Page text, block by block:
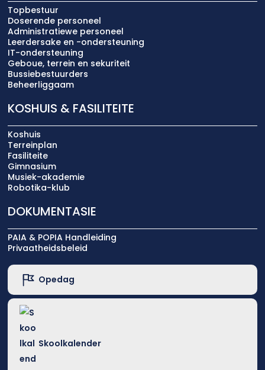
Topbestuur
Doserende personeel
Administratiewe personeel
Leerdersake en -ondersteuning
IT-ondersteuning
Geboue, terrein en sekuriteit
Bussiebestuurders
Beheerliggaam
KOSHUIS & FASILITEITE
Koshuis
Terreinplan
Fasiliteite
Gimnasium
Musiek-akademie
Robotika-klub
DOKUMENTASIE
PAIA & POPIA Handleiding
Privaatheidsbeleid
Opedag
Skoolkalender